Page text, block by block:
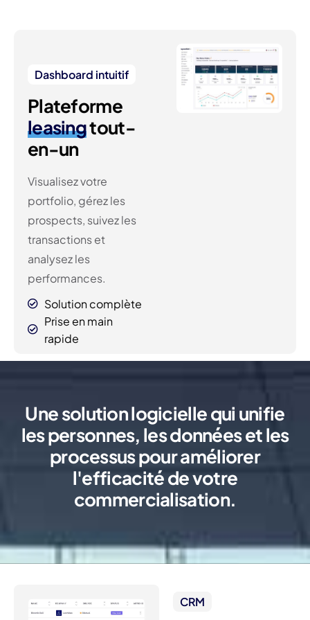
Dashboard intuitif
Plateforme
leasingtout-
en-un
Visualisez votre
portfolio, gérez les
prospects, suivez les
transactions et
analysez les
performances.
Solution complète
Prise en main
rapide
Une solution logicielle qui unifie
les personnes, les données et les
processus pour améliorer
l'efficacité de votre
commercialisation.
CRM